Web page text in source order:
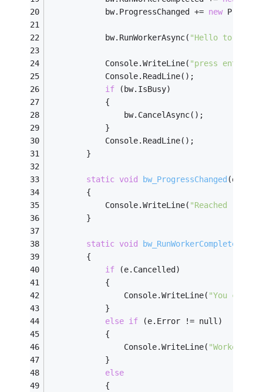
            bw.ProgressChanged +=
new
            bw.RunWorkerAsync(
"Hello to
            Console.WriteLine(
"press enter in
            Console.ReadLine();
if (bw.IsBusy)
            {
                bw.CancelAsync();
            }
            Console.ReadLine();
        }
static void bw_ProgressChanged (object
        {
            Console.WriteLine(
"Reached "
        }
static void bw_RunWorkerCompleted
        {
if (e.Cancelled)
            {
                Console.WriteLine(
"You
            }
else if (e.Error != null)
            {
                Console.WriteLine(
"Worker
            }
else
            {